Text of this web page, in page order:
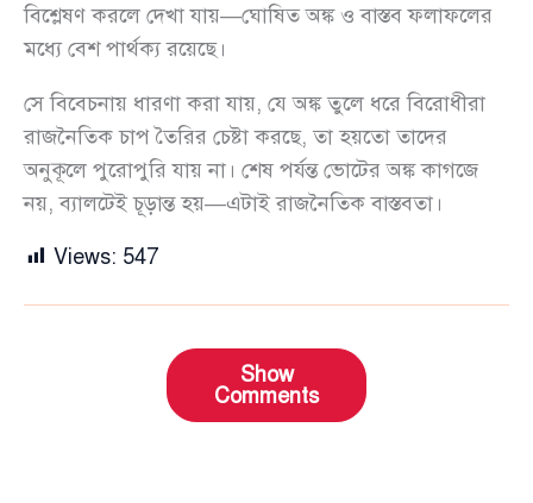
বিশ্লেষণ করলে দেখা যায়—ঘোষিত অঙ্ক ও বাস্তব ফলাফলের
মধ্যে বেশ পার্থক্য রয়েছে।
সে বিবেচনায় ধারণা করা যায়, যে অঙ্ক তুলে ধরে বিরোধীরা
রাজনৈতিক চাপ তৈরির চেষ্টা করছে, তা হয়তো তাদের
অনুকূলে পুরোপুরি যায় না। শেষ পর্যন্ত ভোটের অঙ্ক কাগজে
নয়, ব্যালটেই চূড়ান্ত হয়—এটাই রাজনৈতিক বাস্তবতা।
Views: 547
Show
Comments